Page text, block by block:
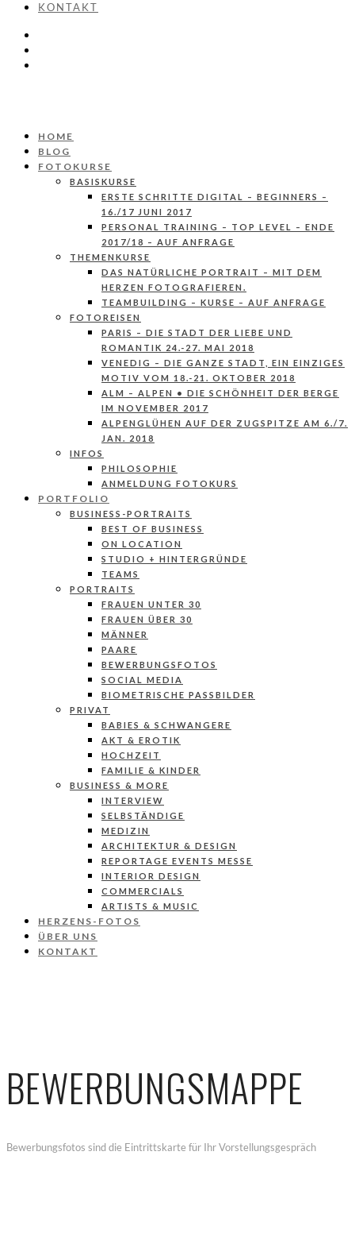
KONTAKT
HOME
BLOG
FOTOKURSE
BASISKURSE
ERSTE SCHRITTE DIGITAL – BEGINNERS –
16./17 JUNI 2017
PERSONAL TRAINING – TOP LEVEL – ENDE
2017/18 – AUF ANFRAGE
THEMENKURSE
DAS NATÜRLICHE PORTRAIT – MIT DEM
HERZEN FOTOGRAFIEREN.
TEAMBUILDING – KURSE – AUF ANFRAGE
FOTOREISEN
PARIS – DIE STADT DER LIEBE UND
ROMANTIK 24.-27. MAI 2018
VENEDIG – DIE GANZE STADT, EIN EINZIGES
MOTIV VOM 18.-21. OKTOBER 2018
ALM – ALPEN • DIE SCHÖNHEIT DER BERGE
IM NOVEMBER 2017
ALPENGLÜHEN AUF DER ZUGSPITZE AM 6./7.
JAN. 2018
INFOS
PHILOSOPHIE
ANMELDUNG FOTOKURS
PORTFOLIO
BUSINESS-PORTRAITS
BEST OF BUSINESS
ON LOCATION
STUDIO + HINTERGRÜNDE
TEAMS
PORTRAITS
FRAUEN UNTER 30
FRAUEN ÜBER 30
MÄNNER
PAARE
BEWERBUNGSFOTOS
SOCIAL MEDIA
BIOMETRISCHE PASSBILDER
PRIVAT
BABIES & SCHWANGERE
AKT & EROTIK
HOCHZEIT
FAMILIE & KINDER
BUSINESS & MORE
INTERVIEW
SELBSTÄNDIGE
MEDIZIN
ARCHITEKTUR & DESIGN
REPORTAGE EVENTS MESSE
INTERIOR DESIGN
COMMERCIALS
ARTISTS & MUSIC
HERZENS-FOTOS
ÜBER UNS
KONTAKT
BEWERBUNGSMAPPE
Bewerbungsfotos sind die Eintrittskarte für Ihr Vorstellungsgespräch